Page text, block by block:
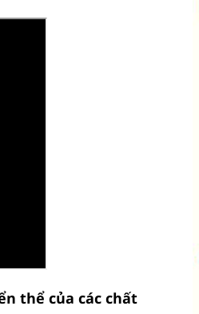
thể của các chất